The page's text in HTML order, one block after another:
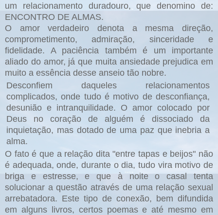
um relacionamento duradouro, que denomino de:
ENCONTRO DE ALMAS.
O amor verdadeiro denota a mesma direção,
comprometimento, admiração, sinceridade e
fidelidade. A paciência também é um importante
aliado do amor, já que muita ansiedade prejudica em
muito a essência desse anseio tão nobre.
Desconfiem daqueles relacionamentos
complicados, onde tudo é motivo de desconfiança,
desunião e intranquilidade. O amor colocado por
Deus no coração de alguém é dissociado da
inquietação, mas dotado de uma paz que inebria a
alma.
O fato é que a relação dita "entre tapas e beijos" não
é adequada, onde, durante o dia, tudo vira motivo de
briga e estresse, e que à noite o casal tenta
solucionar a questão através de uma relação sexual
arrebatadora. Este tipo de conexão, bem difundida
em alguns livros, certos poemas e até mesmo em